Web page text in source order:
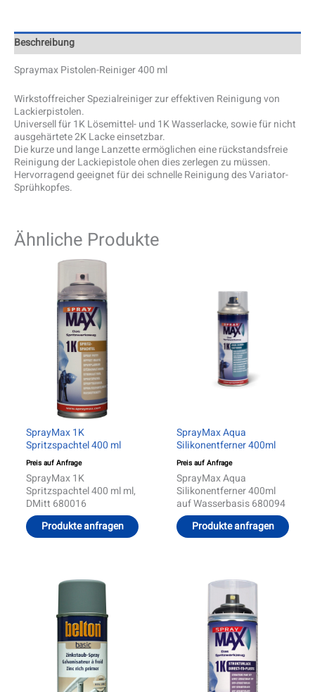
Beschreibung
Spraymax Pistolen-Reiniger 400 ml
Wirkstoffreicher Spezialreiniger zur effektiven Reinigung von
Lackierpistolen.
Universell für 1K Lösemittel- und 1K Wasserlacke, sowie für nicht
ausgehärtete 2K Lacke einsetzbar.
Die kurze und lange Lanzette ermöglichen eine rückstandsfreie
Reinigung der Lackiepistole ohen dies zerlegen zu müssen.
Hervorragend geeignet für dei schnelle Reinigung des Variator-
Sprühkopfes.
Ähnliche Produkte
SprayMax 1K
Spritzspachtel 400 ml
Preis auf Anfrage
SprayMax 1K
Spritzspachtel 400 ml ml,
DMitt 680016
Produkte anfragen
SprayMax Aqua
Silikonentferner 400ml
Preis auf Anfrage
SprayMax Aqua
Silikonentferner 400ml
auf Wasserbasis 680094
Produkte anfragen